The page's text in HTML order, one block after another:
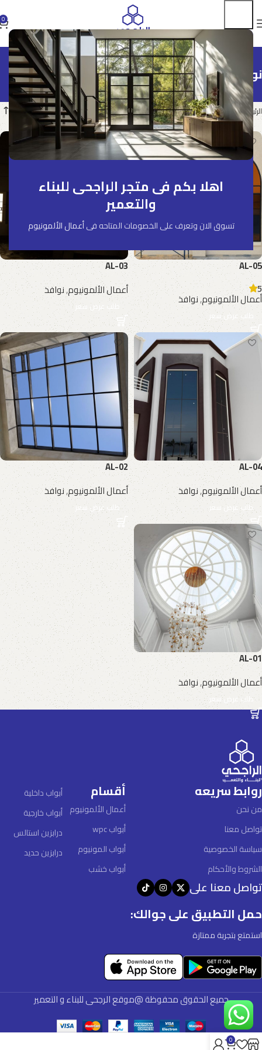
اهلا بكم فى متجر الراجحى للبناء
والتعمير
تسوق الان وتعرف على الخصومات المتاحه فىأعمال الألمونيوم
0
نوافذ
الرئيسية أعمال الألمونيوم نوافذ
AL-05
5
أعمال الألمونيوم,نوافذ
طلب عرض سعر
AL-03
أعمال الألمونيوم,نوافذ
طلب عرض سعر
AL-04
أعمال الألمونيوم,نوافذ
طلب عرض سعر
AL-02
أعمال الألمونيوم,نوافذ
طلب عرض سعر
AL-01
أعمال الألمونيوم,نوافذ
طلب عرض سعر
روابط سريعه
من نحن
تواصل معنا
سياسة الخصوصية
الشروط والأحكام
أقسام
أعمال الألمونيوم
أبواب wpc
أبواب المونيوم
أبواب خشب
أبواب داخلية
أبواب خارجية
درابزين استالس
درابزين حديد
تواصل معنا على
حمل التطبيق على جوالك:
استمتع بتجربة ممتازة
جميع الحقوق محفوظة @موقع الرجحى للبناء و التعمير
0